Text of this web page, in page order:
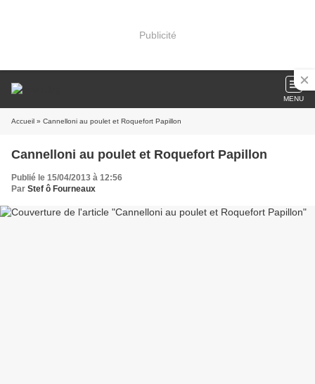
Publicité
MENU
Accueil » Cannelloni au poulet et Roquefort Papillon
Cannelloni au poulet et Roquefort Papillon
Publié le 15/04/2013 à 12:56
Par Stef ô Fourneaux